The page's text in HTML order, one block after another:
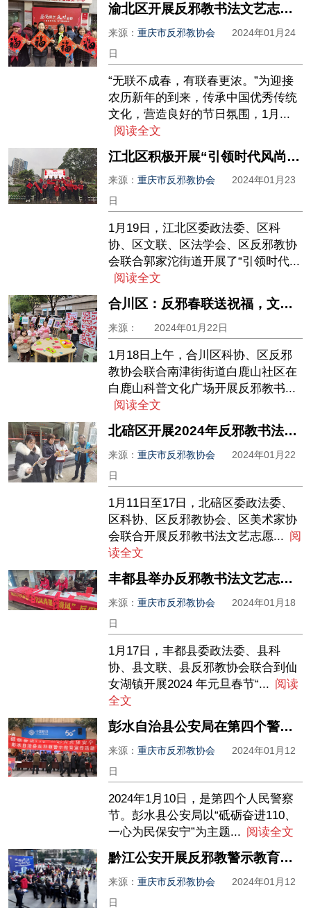
渝北区开展反邪教书法文艺志愿服务下基层活动
来源：重庆市反邪教协会
2024年01月24
日
“无联不成春，有联春更浓。”为迎接
农历新年的到来，传承中国优秀传统
文化，营造良好的节日氛围，1月...
阅读全文
江北区积极开展“引领时代风尚 书写墨韵清风” 反邪教书法文艺志愿服务下基层活动
来源：重庆市反邪教协会
2024年01月23
日
1月19日，江北区委政法委、区科
协、区文联、区法学会、区反邪教协
会联合郭家沱街道开展了“引领时代...
阅读全文
合川区：反邪春联送祝福，文明科学迎新春
来源： 2024年01月22日
1月18日上午，合川区科协、区反邪
教协会联合南津街街道白鹿山社区在
白鹿山科普文化广场开展反邪教书...
阅读全文
北碚区开展2024年反邪教书法文艺志愿服务下基层活动
来源：重庆市反邪教协会
2024年01月22
日
1月11日至17日，北碚区委政法委、
区科协、区反邪教协会、区美术家协
会联合开展反邪教书法文艺志愿... 阅
读全文
丰都县举办反邪教书法文艺志愿服务下基层活动
来源：重庆市反邪教协会
2024年01月18
日
1月17日，丰都县委政法委、县科
协、县文联、县反邪教协会联合到仙
女湖镇开展2024 年元旦春节“... 阅读
全文
彭水自治县公安局在第四个警察节之际开展反邪教警示教育宣传活动
来源：重庆市反邪教协会
2024年01月12
日
2024年1月10日，是第四个人民警察
节。彭水县公安局以“砥砺奋进110、
一心为民保安宁”为主题... 阅读全文
黔江公安开展反邪教警示教育宣传活动
来源：重庆市反邪教协会
2024年01月12
日